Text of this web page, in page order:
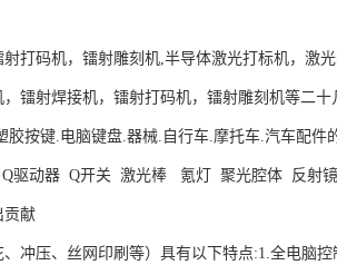
打码机，镭射雕刻机,半导体激光打标机，激
镭射焊接机，镭射打码机，镭射雕刻机等二
按键.电脑键盘.器械.自行车.摩托车.汽车配
驱动器 Q开关 激光棒 氪灯 聚光腔体 反射
贡献
冲压、丝网印刷等）具有以下特点:1.全电脑